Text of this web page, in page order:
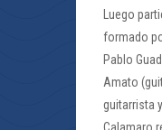
Luego
formado
Pablo
Amato
guitarrista